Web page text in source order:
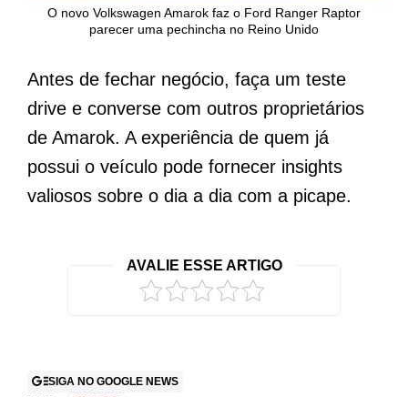
O novo Volkswagen Amarok faz o Ford Ranger Raptor
parecer uma pechincha no Reino Unido
Antes de fechar negócio, faça um teste
drive e converse com outros proprietários
de Amarok. A experiência de quem já
possui o veículo pode fornecer insights
valiosos sobre o dia a dia com a picape.
AVALIE ESSE ARTIGO
SIGA NO GOOGLE NEWS